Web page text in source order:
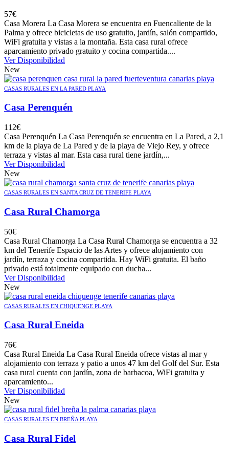
57€
Casa Morera La Casa Morera se encuentra en Fuencaliente de la
Palma y ofrece bicicletas de uso gratuito, jardín, salón compartido,
WiFi gratuita y vistas a la montaña. Esta casa rural ofrece
aparcamiento privado gratuito y cocina compartida....
Ver Disponibilidad
New
CASAS RURALES EN LA PARED PLAYA
Casa Perenquén
112€
Casa Perenquén La Casa Perenquén se encuentra en La Pared, a 2,1
km de la playa de La Pared y de la playa de Viejo Rey, y ofrece
terraza y vistas al mar. Esta casa rural tiene jardín,...
Ver Disponibilidad
New
CASAS RURALES EN SANTA CRUZ DE TENERIFE PLAYA
Casa Rural Chamorga
50€
Casa Rural Chamorga La Casa Rural Chamorga se encuentra a 32
km del Tenerife Espacio de las Artes y ofrece alojamiento con
jardín, terraza y cocina compartida. Hay WiFi gratuita. El baño
privado está totalmente equipado con ducha...
Ver Disponibilidad
New
CASAS RURALES EN CHIQUENGE PLAYA
Casa Rural Eneida
76€
Casa Rural Eneida La Casa Rural Eneida ofrece vistas al mar y
alojamiento con terraza y patio a unos 47 km del Golf del Sur. Esta
casa rural cuenta con jardín, zona de barbacoa, WiFi gratuita y
aparcamiento...
Ver Disponibilidad
New
CASAS RURALES EN BREÑA PLAYA
Casa Rural Fidel